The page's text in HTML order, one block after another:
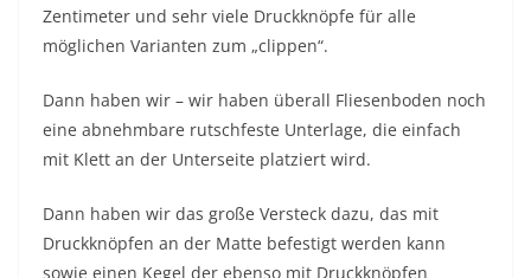
Zentimeter und sehr viele Druckknöpfe für alle
möglichen Varianten zum „clippen“.
Dann haben wir – wir haben überall Fliesenboden noch
eine abnehmbare rutschfeste Unterlage, die einfach
mit Klett an der Unterseite platziert wird.
Dann haben wir das große Versteck dazu, das mit
Druckknöpfen an der Matte befestigt werden kann
sowie einen Kegel der ebenso mit Druckknöpfen